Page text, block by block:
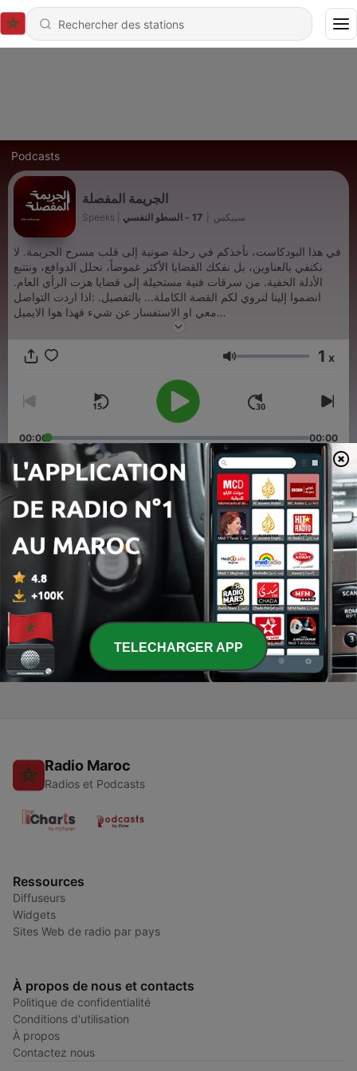
Podcasts
الجريمة المفصلة
Speeks | سبيكس 17 - السطو النفسي
في هذا البودكاست، نأخذكم في رحلة صوتية إلى قلب مسرح الجريمة. لا
نكتفي بالعناوين، بل نفكك القضايا الأكثر غموضاً، نحلل الدوافع، ونتتبع
الأدلة الخفية. من سرقات فنية مستحيلة إلى قضايا هزت الرأي العام.
انضموا إلينا لنروي لكم القصة الكاملة... بالتفصيل. :اذا اردت التواصل
معي او الاستفسار عن شيء فهذا هوا الايميل
Volume 1 x
00:00 00:00
Épisodes
17 - السطو النفسي
11 avr. 2026
16 سبع دقائق في اللوفر
15 - مذكرات في الأحذية
15 oct. 2025
Radio Maroc
Radios et Podcasts
Ressources
Diffuseurs
Widgets
Sites Web de radio par pays
À propos de nous et contacts
Politique de confidentialité
Conditions d'utilisation
À propos
Contactez nous
TELECHARGER APP